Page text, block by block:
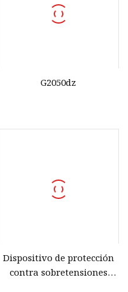
G2050dz
Dispositivo de protección
contra sobretensiones